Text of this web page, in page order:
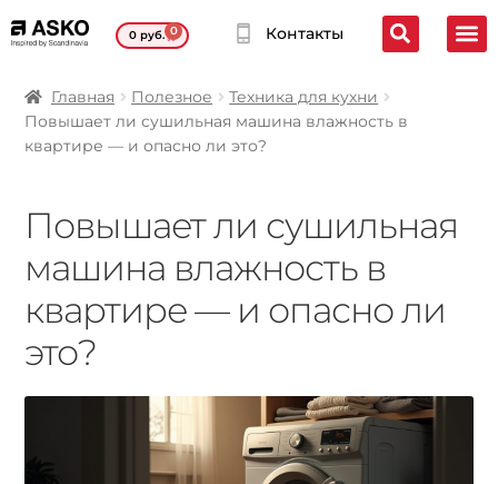
0руб. 0 Контакты
Главная Полезное
Техника для кухни
Повышает ли сушильная машина влажность в
квартире — и опасно ли это?
Повышает ли сушильная
машина влажность в
квартире — и опасно ли
это?